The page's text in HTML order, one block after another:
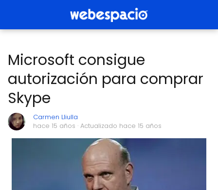
Microsoft consigue
autorización para comprar
Skype
Carmen Lliulla
hace 15 años · Actualizado hace 15 años